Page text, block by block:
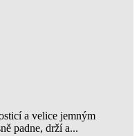
a velice jemným
padne, drží a...